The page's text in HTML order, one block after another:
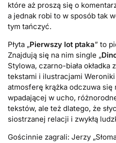
które aż proszą się o
a jednak robi to w sposób tak
tym tańczyć.
Płyta „Pierwszy lot ptaka” to
Znajdują się na nim single „
Stylowa, czarno-biała okładka
tekstami i ilustracjami Weroniki
atmosferę krążka odczuwa się
wpadającej w ucho,
tekstów, ale też dlatego, że
siostrzanej relacji i zwykłą
Gościnnie zagrali: Jerzy